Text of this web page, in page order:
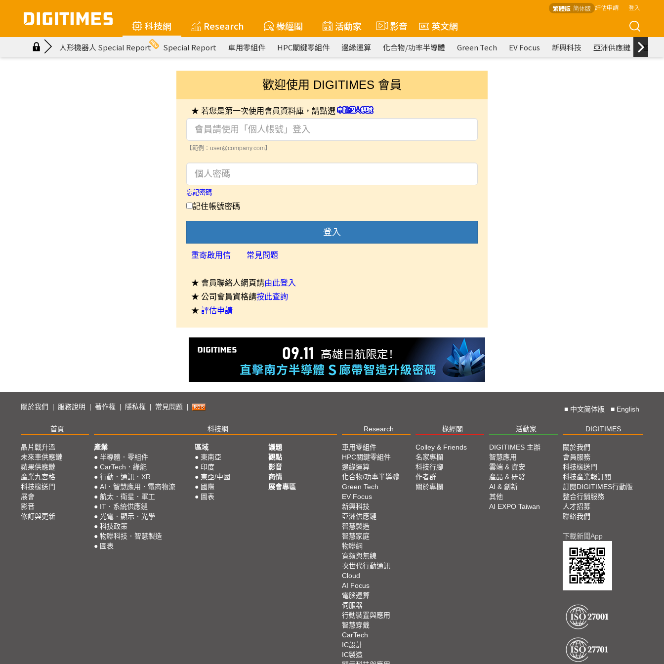
繁體版 简体版 評估申請 登入
科技網 Research 椽經閣 活動家 影音 英文網
人形機器人 Special Report Special Report 車用零組件 HPC關鍵零組件 邊緣運算 化合物/功率半導體 Green Tech EV Focus 新興科技 亞洲供應鏈 智慧
歡迎使用 DIGITIMES 會員
★ 若您是第一次使用會員資料庫，請點選
【範例：user@company.com】
忘記密碼
記住帳號密碼
登入
重寄啟用信 常見問題
★ 會員聯絡人網頁請由此登入
★ 公司會員資格請按此查詢
★ 評估申請
關於我們 服務說明 著作權 隱私權 常見問題 ■ 中文简体版 ■ English
首頁 科技網 Research 椽經閣 活動家 DIGITIMES
晶片戰升溫
未來車供應鏈
蘋果供應鏈
產業九宮格
科技椽送門
展會
影音
修訂與更新
產業
● 半導體．零組件
● CarTech．綠能
● 行動．通訊．XR
● AI．智慧應用．電商物流
● 航太．衛星．軍工
● IT．系統供應鏈
● 光電．顯示．光學
● 科技政策
● 物聯科技．智慧製造
● 圖表
區域
● 東南亞
● 印度
● 東亞/中國
● 國際
● 圖表
議題
觀點
影音
商情
展會專區
車用零組件
HPC關鍵零組件
邊緣運算
化合物/功率半導體
Green Tech
EV Focus
新興科技
亞洲供應鏈
智慧製造
智慧家庭
物聯網
寬頻與無線
次世代行動通訊
Cloud
AI Focus
電腦運算
伺服器
行動裝置與應用
智慧穿戴
CarTech
IC設計
IC製造
Colley & Friends
名家專欄
科技行腳
作者群
關於專欄
DIGITIMES 主辦
智慧應用
雲端 & 資安
產品 & 研發
AI & 創新
其他
AI EXPO Taiwan
關於我們
會員服務
科技椽送門
科技產業報訂閱
訂閱DIGITIMES行動版
整合行銷服務
人才招募
聯絡我們
下載新聞App